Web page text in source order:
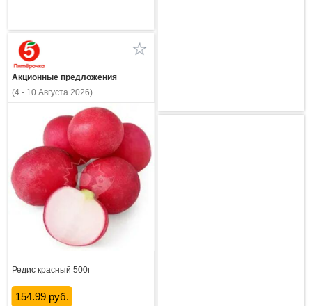
Акционные предложения
(4 - 10 Августа 2026)
Редис красный 500г
154.99 руб.